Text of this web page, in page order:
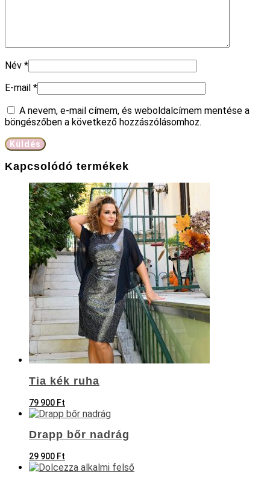
Név *
E-mail *
A nevem, e-mail címem, és weboldalcímem mentése a
böngészőben a következő hozzászólásomhoz.
Kapcsolódó termékek
Tia kék ruha
79 900 Ft
Drapp bőr nadrág
29 900 Ft